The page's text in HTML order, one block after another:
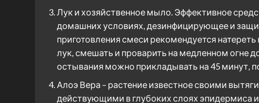
Лук и хозяйственное мыло. Эффективное
домашних условиях, дезинфицирующее и
приготовления смеси рекомендуется
лук, смешать и проварить на медленном огне
остывания можно прикладывать на 45 минут,
Алоэ Вера – растение известное своими
действующими в глубоких слоях